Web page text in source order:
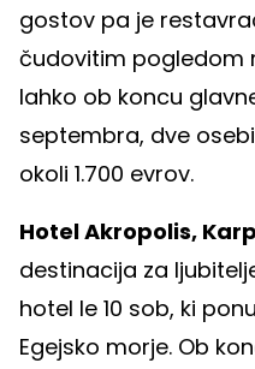
gostov pa je
čudovitim pogledom
lahko ob koncu
septembra, dve
okoli 1.700 evrov.
Hotel Akropolis,
destinacija za
hotel le 10 sob, ki
Egejsko morje. Ob